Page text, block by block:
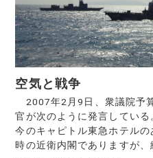
空気と戦争
2007年2月9日、衆議院予
官が次のように発言してい
今のキャピトル東急ホテル
時の近衛内閣でありますが、